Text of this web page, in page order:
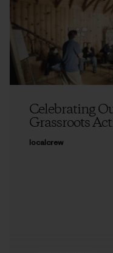
Celebrating
Grassroots
localcrew